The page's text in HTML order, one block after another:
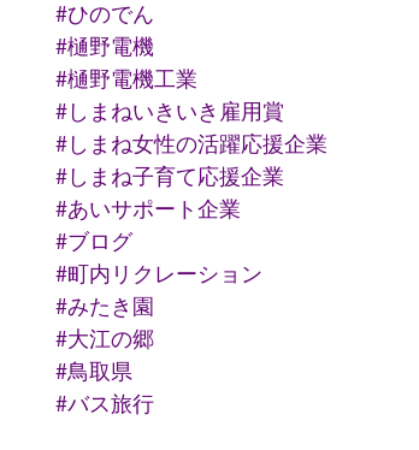
#ひのでん
#樋野電機
#樋野電機工業
#しまねいきいき雇用賞
#しまね女性の活躍応援企業
#しまね子育て応援企業
#あいサポート企業
#ブログ
#町内リクレーション
#みたき園
#大江の郷
#鳥取県
#バス旅行